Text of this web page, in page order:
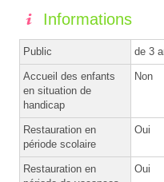
Informations
Public de 3
Accueil des enfants
en situation de
handicap
Non
Restauration en
période scolaire
Oui
Restauration en
Oui